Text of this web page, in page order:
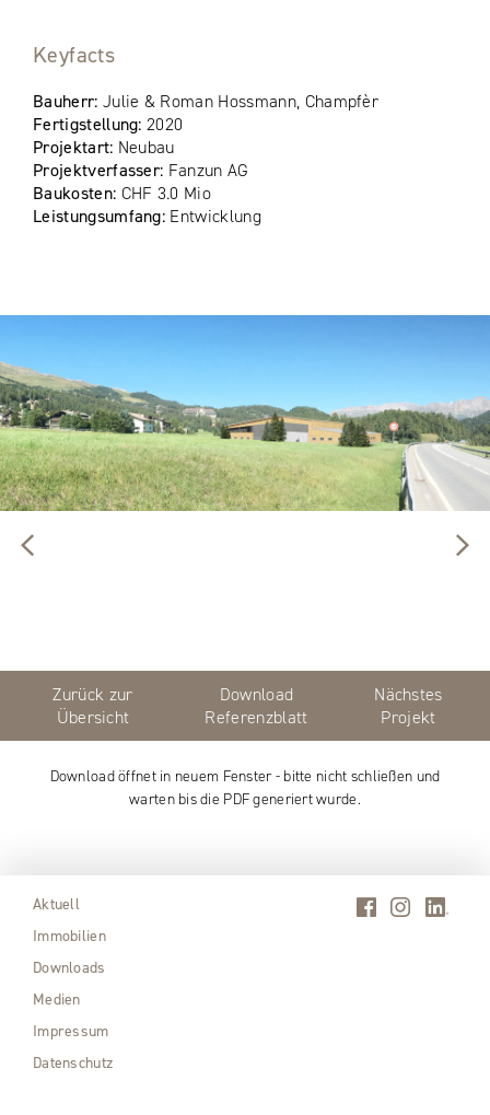
Keyfacts
Bauherr: Julie & Roman Hossmann, Champfèr
Fertigstellung:2020
Projektart: Neubau
Projektverfasser: Fanzun AG
Baukosten: CHF 3.0 Mio
Leistungsumfang: Entwicklung
Zurück zur
Übersicht
Download
Referenzblatt
Nächstes
Projekt
Download öffnet in neuem Fenster - bitte nicht schließen und
warten bis die PDF generiert wurde.
Aktuell
Immobilien
Downloads
Medien
Impressum
Datenschutz